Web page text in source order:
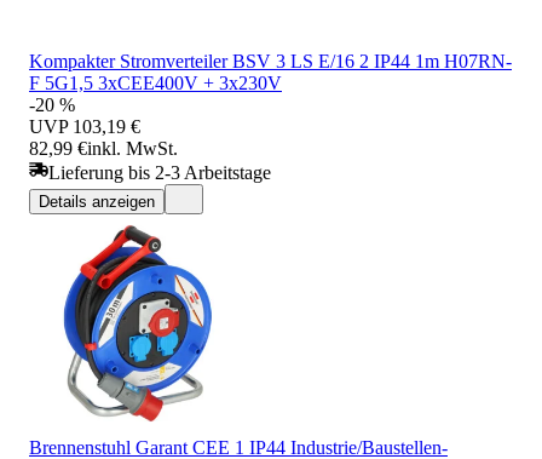
Kompakter Stromverteiler BSV 3 LS E/16 2 IP44 1m H07RN-
F 5G1,5 3xCEE400V + 3x230V
-20 %
UVP 103,19 €
82,99 €inkl. MwSt.
Lieferung bis 2-3 Arbeitstage
Details anzeigen
Brennenstuhl Garant CEE 1 IP44 Industrie/Baustellen-